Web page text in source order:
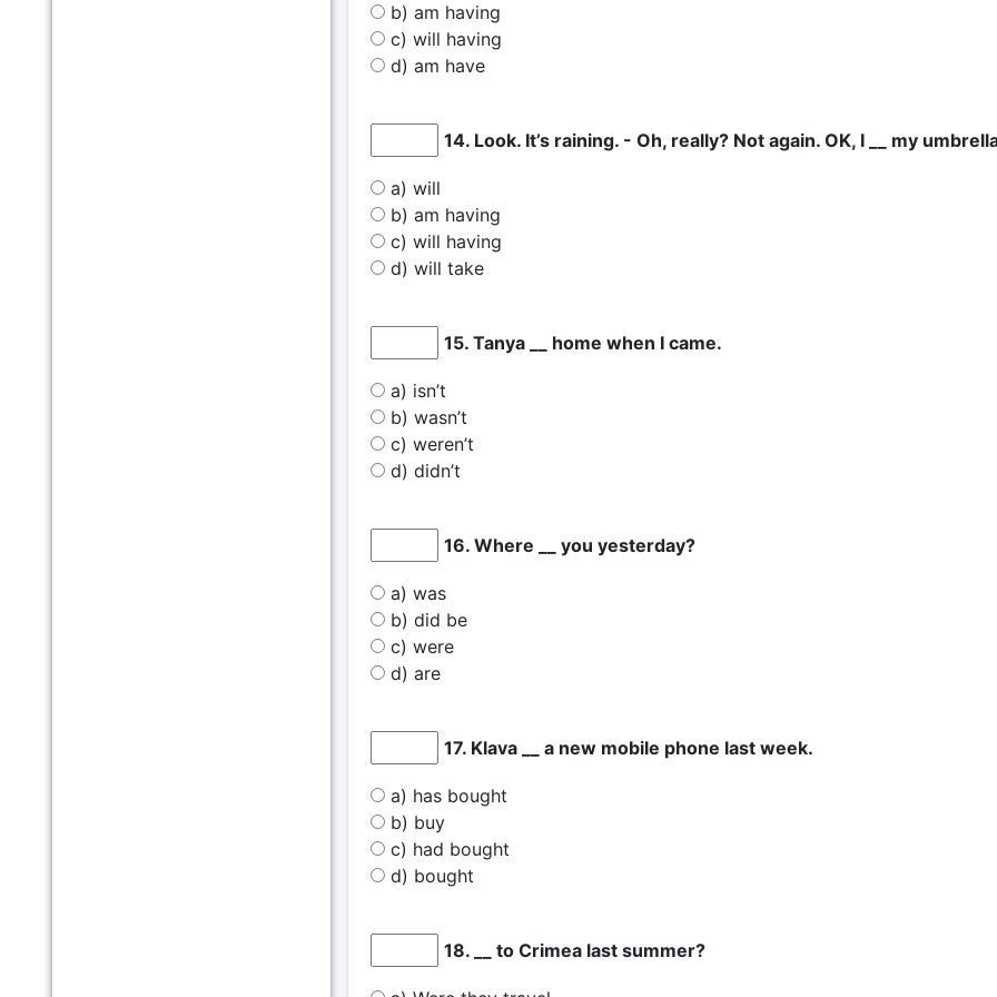
b) am having
c) will having
d) am have
14. Look. It’s raining. - Oh, really? Not again. OK, I __ my
a) will
b) am having
c) will having
d) will take
15. Tanya __ home when I came.
a) isn’t
b) wasn’t
c) weren’t
d) didn’t
16. Where __ you yesterday?
a) was
b) did be
c) were
d) are
17. Klava __ a new mobile phone last week.
a) has bought
b) buy
c) had bought
d) bought
18. __ to Crimea last summer?